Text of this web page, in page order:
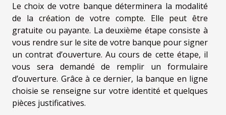
Le choix de votre banque déterminera la modalité
de la création de votre compte. Elle peut être
gratuite ou payante. La deuxième étape consiste à
vous rendre sur le site de votre banque pour signer
un contrat d’ouverture. Au cours de cette étape, il
vous sera demandé de remplir un formulaire
d’ouverture. Grâce à ce dernier, la banque en ligne
choisie se renseigne sur votre identité et quelques
pièces justificatives.